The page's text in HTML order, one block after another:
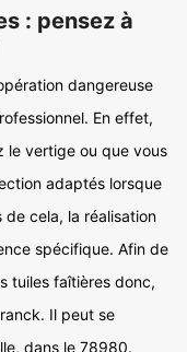
: pensez à
dangereuse
En effet,
le vertige ou que vous
adaptés lorsque
cela, la réalisation
spécifique. Afin de
tuiles faîtières donc,
Il peut se
dans le 78980.